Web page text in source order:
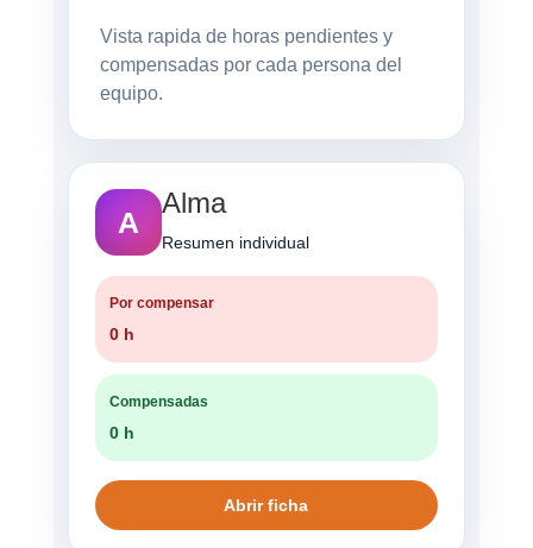
Vista rapida de horas pendientes y
compensadas por cada persona del
equipo.
A
Alma
Resumen individual
Por compensar
0 h
Compensadas
0 h
Abrir ficha